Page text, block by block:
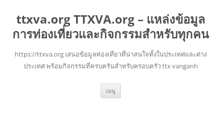
ttxva.org TTXVA.org – แหล่งข้อมูล
การท่องเที่ยวและกิจกรรมสำหรับทุกคน
https://ttxva.org เสนอข้อมูลท่องเที่ยวที่น่าสนใจทั้งในประเทศและต่าง
ประเทศ พร้อมกิจกรรมที่ครบครันสำหรับครอบครัว ttx vanganh
เมนู ข้าม
ยัง